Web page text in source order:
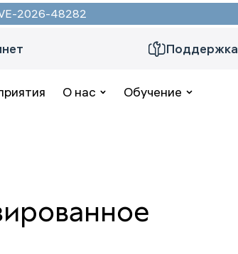
2026-48282
Поддержка
О нас Обучение